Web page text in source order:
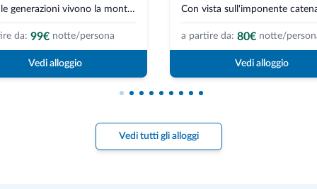
Dove le generazioni vivono la montagna insiemeNel cuore delle Dolomiti di S...
da: 99€ notte/persona
Vedi alloggio
a partire da: 80€ notte/
Vedi alloggio
Vedi tutti gli alloggi